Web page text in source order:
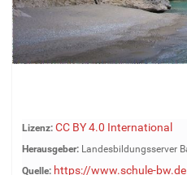
Z
e
Lizenz: CC BY 4.0 International
Herausgeber: Landesbildungsserver
Quelle: https://www.schule-bw.de